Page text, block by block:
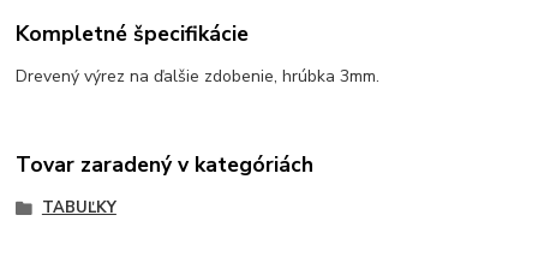
Kompletné špecifikácie
Drevený výrez na ďalšie zdobenie, hrúbka 3mm.
Tovar zaradený v kategóriách
TABUĽKY